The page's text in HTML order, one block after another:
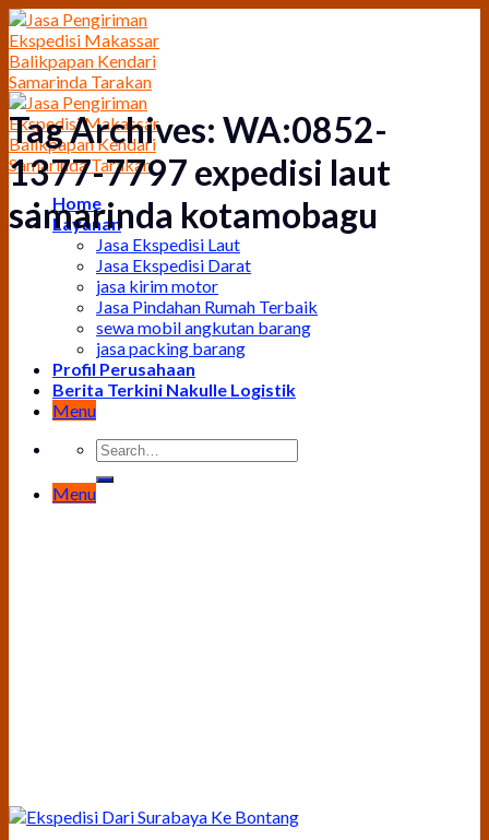
Skip
to
content
Home
Layanan
Jasa Ekspedisi Laut
Jasa Ekspedisi Darat
jasa kirim motor
Jasa Pindahan Rumah Terbaik
sewa mobil angkutan barang
jasa packing barang
Profil Perusahaan
Berita Terkini Nakulle Logistik
Menu
Menu
Tag Archives: WA:0852-
1377-7797 expedisi laut
samarinda kotamobagu